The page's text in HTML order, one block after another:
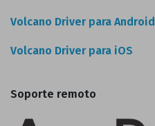
Volcano Driver para Android
Volcano Driver para iOS
Soporte remoto